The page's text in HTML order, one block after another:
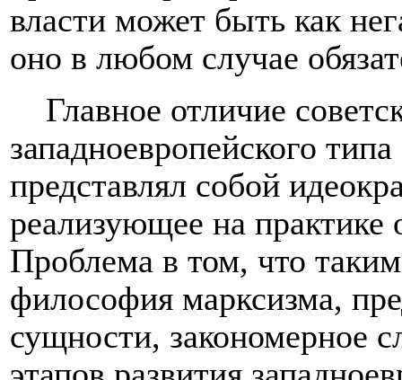
власти может быть как
оно в любом случае
Главное отличие
западноевропейского
представлял собой
реализующее на практике
Проблема в том, что
философия марксизма,
сущности, закономерное